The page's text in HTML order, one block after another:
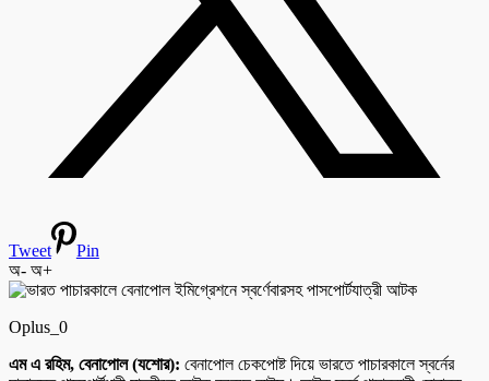
Tweet
Pin
অ- অ+
Oplus_0
এম এ রহিম, বেনাপোল (যশোর): বেনাপোল চেকপোষ্ট দিয়ে ভারতে পাচারকালে স্বর্নের